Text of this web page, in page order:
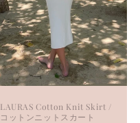
LAURAS Cotton Knit Skirt /
コットンニットスカート